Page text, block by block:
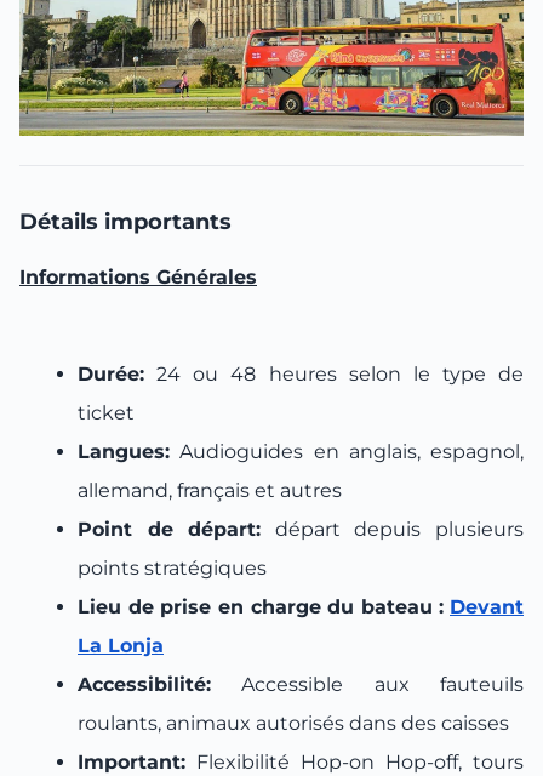
Détails importants
Informations Générales
Durée: 24 ou 48 heures selon le type de
ticket
Langues: Audioguides en anglais, espagnol,
allemand, français et autres
Point de départ: départ depuis plusieurs
points stratégiques
Lieu de prise en charge du bateau : Devant
La Lonja
Accessibilité: Accessible aux fauteuils
roulants, animaux autorisés dans des caisses
Important: Flexibilité Hop-on Hop-off, tours